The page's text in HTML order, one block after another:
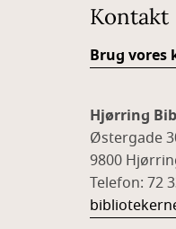
Kontakt
Brug
Hjørring
Østergade
9800
Telefon: 72